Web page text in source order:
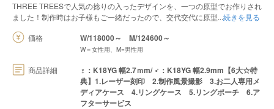
THREE TREESで人気の捻りの入ったデザインを、一つの原型でお作りされ
ました！制作時はお子様もご一緒だったので、交代交代に原型 続きを見る
価格
W/118000～ M/124600～
W＝女性用、M=男性用
商品詳細
♀：K18YG 幅2.7ｍm/ ♂：K18YG 幅2.9mm【6大☆特
典】1.レーザー刻印 2.制作風景撮影 3.お二人専用メ
ディアケース 4.リングケース 5.リングポーチ 6.ア
フターサービス